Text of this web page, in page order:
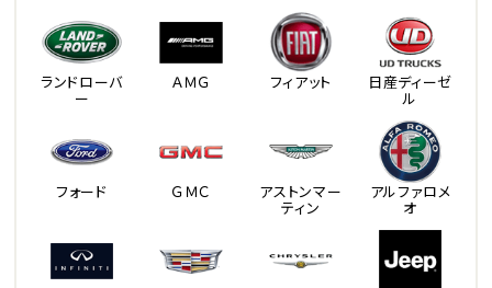
ランドローバ
ー
ＡＭＧ フィアット 日産ディーゼ
ル
フォード ＧＭＣ アストンマー
ティン
アルファロメ
オ